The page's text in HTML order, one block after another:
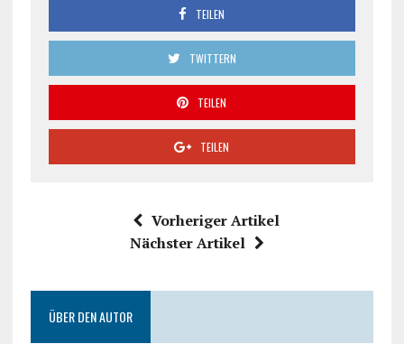
TEILEN
TWITTERN
TEILEN
TEILEN
Vorheriger Artikel
Nächster Artikel
ÜBER DEN AUTOR